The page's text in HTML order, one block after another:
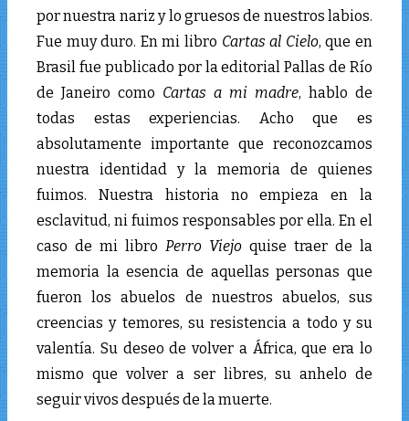
por nuestra nariz y lo gruesos de nuestros labios.
Fue muy duro. En mi libro Cartas al Cielo, que en
Brasil fue publicado por la editorial Pallas de Río
de Janeiro como Cartas a mi madre, hablo de
todas estas experiencias. Acho que es
absolutamente importante que reconozcamos
nuestra identidad y la memoria de quienes
fuimos. Nuestra historia no empieza en la
esclavitud, ni fuimos responsables por ella. En el
caso de mi libro Perro Viejo quise traer de la
memoria la esencia de aquellas personas que
fueron los abuelos de nuestros abuelos, sus
creencias y temores, su resistencia a todo y su
valentía. Su deseo de volver a África, que era lo
mismo que volver a ser libres, su anhelo de
seguir vivos después de la muerte.